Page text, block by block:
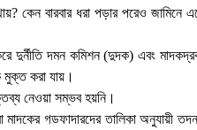
কেন বারবার ধরা পড়ার পরেও জামিনে
দুর্নীতি দমন কমিশন (দুদক) এবং
মুক্ত করা যায়।
নেওয়া সম্ভব হয়নি।
মাদকের গডফাদারদের তালিকা অনুযায়ী